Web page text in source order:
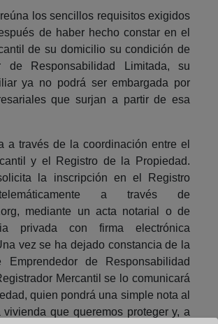
los sencillos requisitos exigidos
de haber hecho constar en el
de su domicilio su condición de
de Responsabilidad Limitada, su
ya no podrá ser embargada por
que surjan a partir de esa
a través de la coordinación entre el
y el Registro de la Propiedad.
la inscripción en el Registro
a través de
mediante un acta notarial o de
privada con firma electrónica
vez se ha dejado constancia de la
Emprendedor de Responsabilidad
Mercantil se lo comunicará
quien pondrá una simple nota al
vivienda que queremos proteger y, a